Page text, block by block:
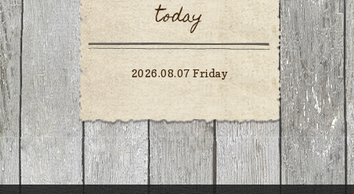
today
2026.08.07 Friday